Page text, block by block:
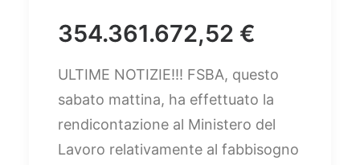
354.361.672,52 €
ULTIME NOTIZIE!!! FSBA, questo
sabato mattina, ha effettuato la
rendicontazione al Ministero del
Lavoro relativamente al fabbisogno